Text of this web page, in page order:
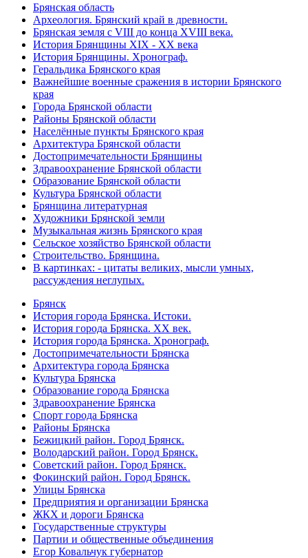
Брянская область
Археология. Брянский край в древности.
Брянская земля с VIII до конца XVIII века.
История Брянщины XIX - XX века
История Брянщины. Хронограф.
Геральдика Брянского края
Важнейшие военные сражения в истории Брянского
края
Города Брянской области
Районы Брянской области
Населённые пункты Брянского края
Архитектура Брянской области
Достопримечательности Брянщины
Здравоохранение Брянской области
Образование Брянской области
Культура Брянской области
Брянщина литературная
Художники Брянской земли
Музыкальная жизнь Брянского края
Сельское хозяйство Брянской области
Строительство. Брянщина.
В картинках: - цитаты великих, мысли умных,
рассуждения неглупых.
Брянск
История города Брянска. Истоки.
История города Брянска. XX век.
История города Брянска. Хронограф.
Достопримечательности Брянска
Архитектура города Брянска
Культура Брянска
Образование города Брянска
Здравоохранение Брянска
Спорт города Брянска
Районы Брянска
Бежицкий район. Город Брянск.
Володарский район. Город Брянск.
Советский район. Город Брянск.
Фокинский район. Город Брянск.
Улицы Брянска
Предприятия и организации Брянска
ЖКХ и дороги Брянска
Государственные структуры
Партии и общественные объединения
Егор Ковальчук губернатор